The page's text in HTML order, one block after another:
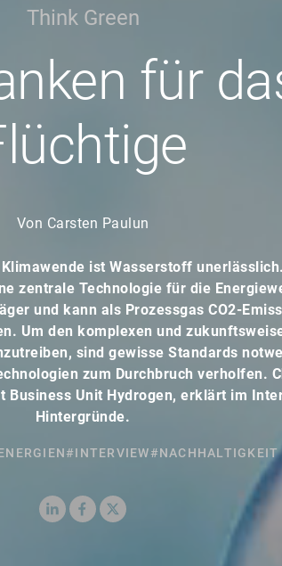
Think Green
für
Von Carsten Paulun
ist Wasserstoff
zentrale Technologie für die
und kann als Prozessgas CO2-
Um den komplexen und
sind gewisse Standards
zum Durchbruch verholfen.
Business Unit Hydrogen, erklärt im
Hintergründe.
#INTERVIEW#NACHHALTIGKEIT
LinkedInFacebook
X